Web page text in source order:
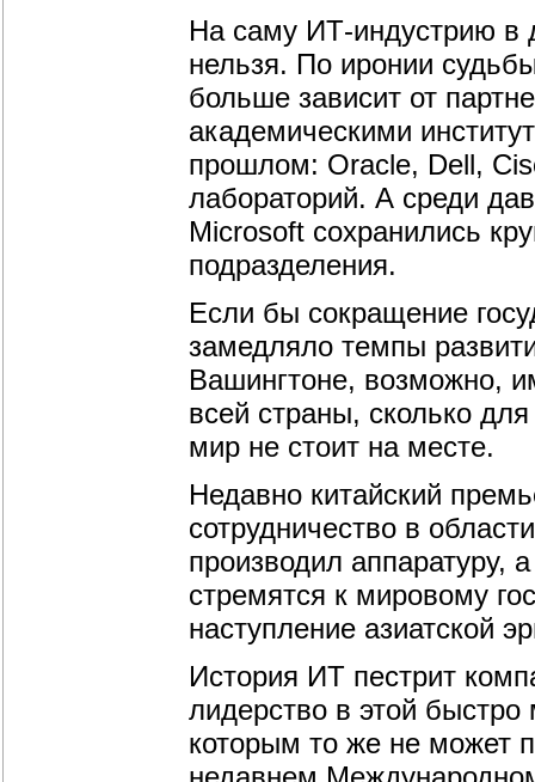
На саму ИТ-индустрию в
нельзя. По иронии
больше зависит от
академическими
прошлом: Oracle, Dell,
лабораторий. А среди
Microsoft сохранились
подразделения.
Если бы сокращение
замедляло темпы
Вашингтоне, возможно,
всей страны, сколько
мир не стоит на месте.
Недавно китайский
сотрудничество в
производил
стремятся к мировому
наступление азиатской
История ИТ пестрит
лидерство в этой
которым то же не может